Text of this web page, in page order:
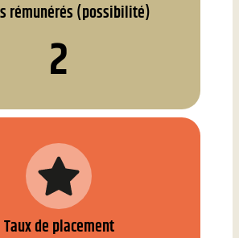
rémunérés (possibilité)
2
Taux de placement